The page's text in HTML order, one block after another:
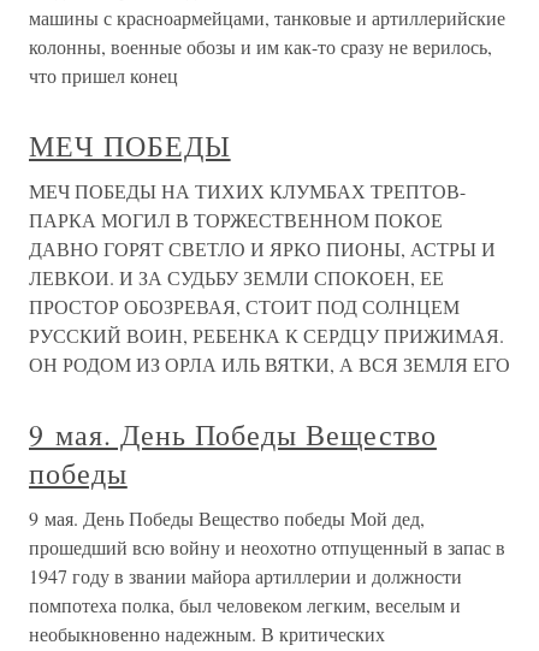
машины с красноармейцами, танковые и артиллерийские
колонны, военные обозы и им как-то сразу не верилось,
что пришел конец
МЕЧ ПОБЕДЫ
МЕЧ ПОБЕДЫ НА ТИХИХ КЛУМБАХ ТРЕПТОВ-
ПАРКА МОГИЛ В ТОРЖЕСТВЕННОМ ПОКОЕ
ДАВНО ГОРЯТ СВЕТЛО И ЯРКО ПИОНЫ, АСТРЫ И
ЛЕВКОИ. И ЗА СУДЬБУ ЗЕМЛИ СПОКОЕН, ЕЕ
ПРОСТОР ОБОЗРЕВАЯ, СТОИТ ПОД СОЛНЦЕМ
РУССКИЙ ВОИН, РЕБЕНКА К СЕРДЦУ ПРИЖИМАЯ.
ОН РОДОМ ИЗ ОРЛА ИЛЬ ВЯТКИ, А ВСЯ ЗЕМЛЯ ЕГО
9 мая. День Победы Вещество
победы
9 мая. День Победы Вещество победы Мой дед,
прошедший всю войну и неохотно отпущенный в запас в
1947 году в звании майора артиллерии и должности
помпотеха полка, был человеком легким, веселым и
необыкновенно надежным. В критических